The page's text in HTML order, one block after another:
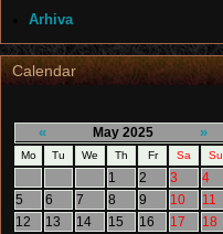
Arhiva
Calendar
« May 2025 »
Mo Tu We Th Fr Sa Su
1 2 3
4
5
6 7 8 9 10
11
12
13 14 15 16 17
18